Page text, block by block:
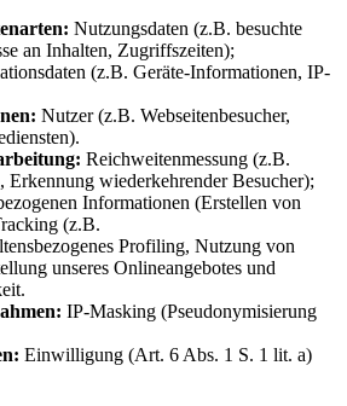
Nutzungsdaten (z.B. besuchte
an Inhalten, Zugriffszeiten);
(z.B. Geräte-Informationen, IP-
Nutzer (z.B. Webseitenbesucher,
Reichweitenmessung (z.B.
Erkennung wiederkehrender Besucher);
Informationen (Erstellen von
(z.B.
Profiling, Nutzung von
unseres Onlineangebotes und
IP-Masking (Pseudonymisierung
Einwilligung (Art. 6 Abs. 1 S. 1 lit. a)